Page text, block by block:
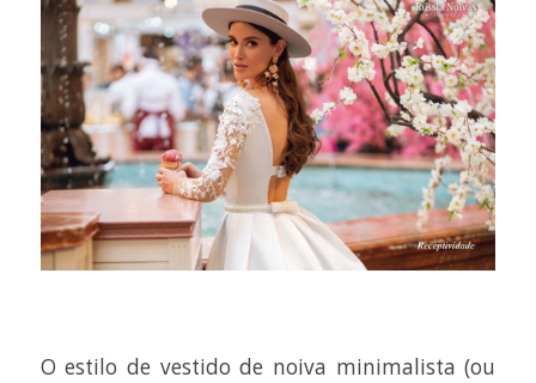
O estilo de vestido de noiva minimalista (ou